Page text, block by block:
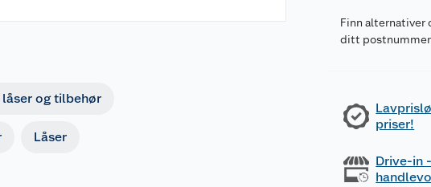
og tilbehør
Låser
Finn alternativer
ditt postnummer
priser!
Drive-in